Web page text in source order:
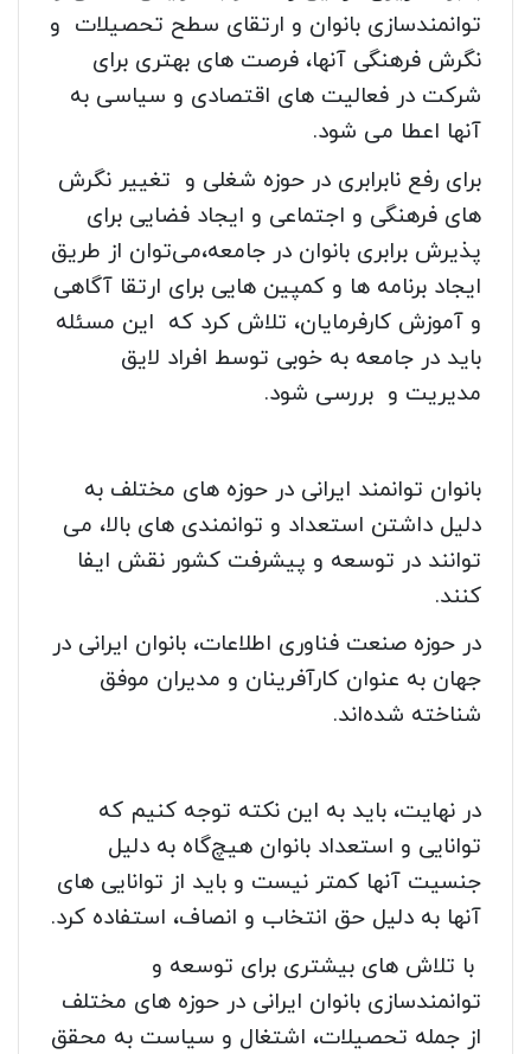
توانمندسازی بانوان و ارتقای سطح تحصیلات و
نگرش فرهنگی آنها، فرصت های بهتری برای
شرکت در فعالیت های اقتصادی و سیاسی به
آنها اعطا می شود.
برای رفع نابرابری در حوزه شغلی و تغییر نگرش
های فرهنگی و اجتماعی و ایجاد فضایی برای
پذیرش برابری بانوان در جامعه،می‌توان از طریق
ایجاد برنامه ها و کمپین هایی برای ارتقا آگاهی
و آموزش کارفرمایان، تلاش کرد که این مسئله
باید در جامعه به خوبی توسط افراد لایق
مدیریت و بررسی شود.
بانوان توانمند ایرانی در حوزه های مختلف به
دلیل داشتن استعداد و توانمندی های بالا، می
توانند در توسعه و پیشرفت کشور نقش ایفا
کنند.
در حوزه صنعت فناوری اطلاعات، بانوان ایرانی در
جهان به عنوان کارآفرینان و مدیران موفق
شناخته شده‌اند.
در نهایت، باید به این نکته توجه کنیم که
توانایی و استعداد بانوان هیچ‌گاه به دلیل
جنسیت آنها کمتر نیست و باید از توانایی های
آنها به دلیل حق انتخاب و انصاف، استفاده کرد.
با تلاش های بیشتری برای توسعه و
توانمندسازی بانوان ایرانی در حوزه های مختلف
از جمله تحصیلات، اشتغال و سیاست به محقق